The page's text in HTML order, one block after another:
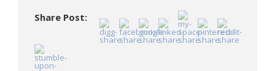
Share Post: